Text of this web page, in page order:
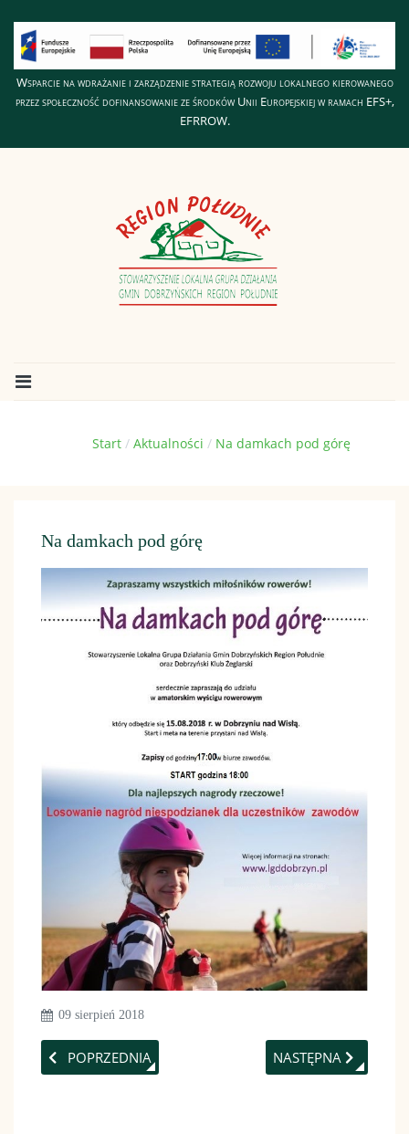
Wsparcie na wdrażanie i zarządzenie strategią rozwoju lokalnego kierowanego
przez społeczność dofinansowanie ze środków Unii Europejskiej w ramach EFS+,
EFRROW.
Start Aktualności Na damkach pod górę
Na damkach pod górę
09 sierpień 2018
POPRZEDNIA STRONA: NA DAMKACH 2018
POPRZEDNIA NASTĘPNA STRONA:
NASTĘPNA